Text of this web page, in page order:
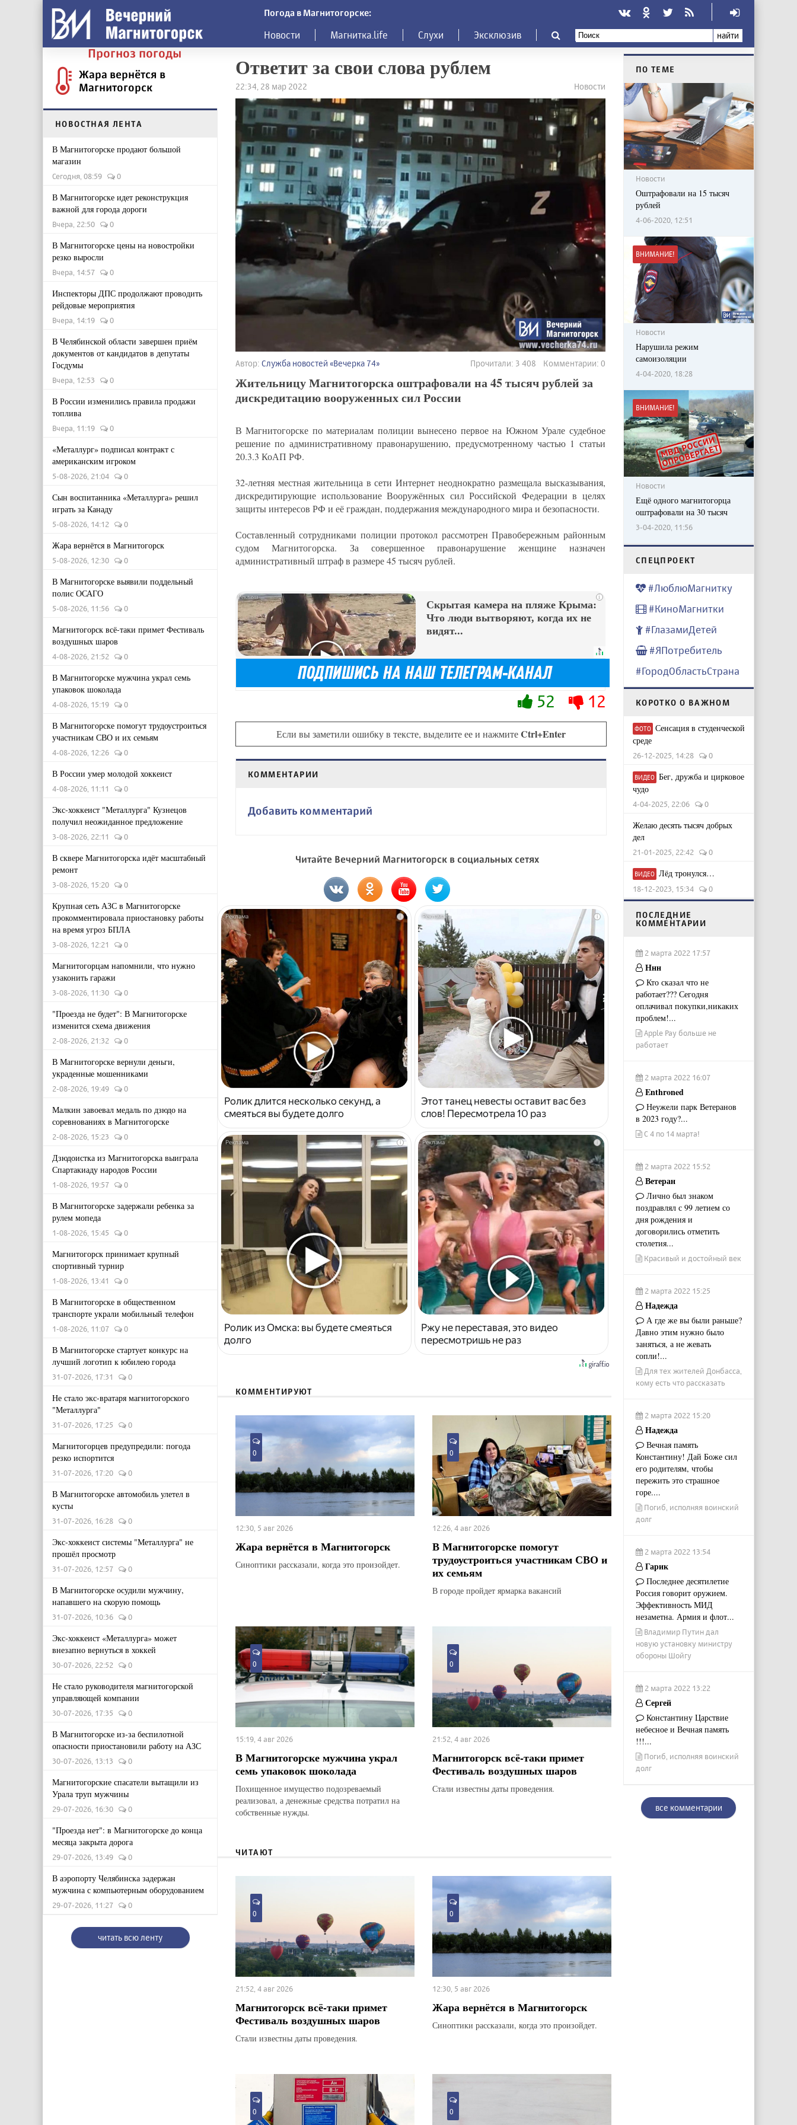
Погода в Магнитогорске:
Новости Магнитка.life Слухи Эксклюзив найти
Прогноз погоды
Жара вернётся в
Магнитогорск
НОВОСТНАЯ ЛЕНТА
В Магнитогорске продают большой
магазин
Сегодня, 08:59 0
В Магнитогорске идет реконструкция
важной для города дороги
Вчера, 22:50 0
В Магнитогорске цены на новостройки
резко выросли
Вчера, 14:57 0
Инспекторы ДПС продолжают проводить
рейдовые мероприятия
Вчера, 14:19 0
В Челябинской области завершен приём
документов от кандидатов в депутаты
Госдумы
Вчера, 12:53 0
В России изменились правила продажи
топлива
Вчера, 11:19 0
«Металлург» подписал контракт с
американским игроком
5-08-2026, 21:04 0
Сын воспитанника «Металлурга» решил
играть за Канаду
5-08-2026, 14:12 0
Жара вернётся в Магнитогорск
5-08-2026, 12:30 0
В Магнитогорске выявили поддельный
полис ОСАГО
5-08-2026, 11:56 0
Магнитогорск всё-таки примет Фестиваль
воздушных шаров
4-08-2026, 21:52 0
В Магнитогорске мужчина украл семь
упаковок шоколада
4-08-2026, 15:19 0
В Магнитогорске помогут трудоустроиться
участникам СВО и их семьям
4-08-2026, 12:26 0
В России умер молодой хоккеист
4-08-2026, 11:11 0
Экс-хоккеист "Металлурга" Кузнецов
получил неожиданное предложение
3-08-2026, 22:11 0
В сквере Магнитогорска идёт масштабный
ремонт
3-08-2026, 15:20 0
Крупная сеть АЗС в Магнитогорске
прокомментировала приостановку работы
на время угроз БПЛА
3-08-2026, 12:21 0
Магнитогорцам напомнили, что нужно
узаконить гаражи
3-08-2026, 11:30 0
"Проезда не будет": В Магнитогорске
изменится схема движения
2-08-2026, 21:32 0
В Магнитогорске вернули деньги,
украденные мошенниками
2-08-2026, 19:49 0
Малкин завоевал медаль по дзюдо на
соревнованиях в Магнитогорске
2-08-2026, 15:23 0
Дзюдоистка из Магнитогорска выиграла
Спартакиаду народов России
1-08-2026, 19:57 0
В Магнитогорске задержали ребенка за
рулем мопеда
1-08-2026, 15:45 0
Магнитогорск принимает крупный
спортивный турнир
1-08-2026, 13:41 0
В Магнитогорске в общественном
транспорте украли мобильный телефон
1-08-2026, 11:07 0
В Магнитогорске стартует конкурс на
лучший логотип к юбилею города
31-07-2026, 17:31 0
Не стало экс-вратаря магнитогорского
"Металлурга"
31-07-2026, 17:25 0
Магнитогорцев предупредили: погода
резко испортится
31-07-2026, 17:20 0
В Магнитогорске автомобиль улетел в
кусты
31-07-2026, 16:28 0
Экс-хоккеист системы "Металлурга" не
прошёл просмотр
31-07-2026, 12:57 0
В Магнитогорске осудили мужчину,
напавшего на скорую помощь
31-07-2026, 10:36 0
Экс-хоккеист «Металлурга» может
внезапно вернуться в хоккей
30-07-2026, 22:52 0
Не стало руководителя магнитогорской
управляющей компании
30-07-2026, 17:35 0
В Магнитогорске из-за беспилотной
опасности приостановили работу на АЗС
30-07-2026, 13:13 0
Магнитогорские спасатели вытащили из
Урала труп мужчины
29-07-2026, 16:30 0
"Проезда нет": в Магнитогорске до конца
месяца закрыта дорога
29-07-2026, 13:49 0
В аэропорту Челябинска задержан
мужчина с компьютерным оборудованием
29-07-2026, 11:27 0
читать всю ленту
Ответит за свои слова рублем
22:34, 28 мар 2022 Новости
Автор: Служба новостей «Вечерка 74» Прочитали: 3 408 Комментарии: 0
Жительницу Магнитогорска оштрафовали на 45 тысяч рублей за
дискредитацию вооруженных сил России
В Магнитогорске по материалам полиции вынесено первое на Южном Урале судебное
решение по административному правонарушению, предусмотренному частью 1 статьи
20.3.3 КоАП РФ.
32-летняя местная жительница в сети Интернет неоднократно размещала высказывания,
дискредитирующие использование Вооружённых сил Российской Федерации в целях
защиты интересов РФ и её граждан, поддержания международного мира и безопасности.
Составленный сотрудниками полиции протокол рассмотрен Правобережным районным
судом Магнитогорска. За совершенное правонарушение женщине назначен
административный штраф в размере 45 тысяч рублей.
i
Скрытая камера на пляже Крыма:
Что люди вытворяют, когда их не
видят...
52 12
Если вы заметили ошибку в тексте, выделите ее и нажмитеCtrl+Enter
КОММЕНТАРИИ
Добавить комментарий
Читайте Вечерний Магнитогорск в социальных сетях
i
Ролик длится несколько секунд, а
смеяться вы будете долго
i
Этот танец невесты оставит вас без
слов! Пересмотрела 10 раз
i
Ролик из Омска: вы будете смеяться
долго
i
Ржу не переставая, это видео
пересмотришь не раз
КОММЕНТИРУЮТ
0
12:30, 5 авг 2026
Жара вернётся в Магнитогорск
Синоптики рассказали, когда это произойдет.
0
12:26, 4 авг 2026
В Магнитогорске помогут
трудоустроиться участникам СВО и
их семьям
В городе пройдет ярмарка вакансий
0
15:19, 4 авг 2026
В Магнитогорске мужчина украл
семь упаковок шоколада
Похищенное имущество подозреваемый
реализовал, а денежные средства потратил на
собственные нужды.
0
21:52, 4 авг 2026
Магнитогорск всё-таки примет
Фестиваль воздушных шаров
Стали известны даты проведения.
ЧИТАЮТ
0
21:52, 4 авг 2026
Магнитогорск всё-таки примет
Фестиваль воздушных шаров
Стали известны даты проведения.
0
12:30, 5 авг 2026
Жара вернётся в Магнитогорск
Синоптики рассказали, когда это произойдет.
0 0
ПО ТЕМЕ
Новости
Оштрафовали на 15 тысяч
рублей
4-06-2020, 12:51
ВНИМАНИЕ!
Новости
Нарушила режим
самоизоляции
4-04-2020, 18:28
ВНИМАНИЕ!
Новости
Ещё одного магнитогорца
оштрафовали на 30 тысяч
3-04-2020, 11:56
CПЕЦПРОЕКТ
#ЛюблюМагнитку
#КиноМагнитки
#ГлазамиДетей
#ЯПотребитель
#ГородОбластьСтрана
КОРОТКО О ВАЖНОМ
ФОТО Сенсация в студенческой
среде
26-12-2025, 14:28 0
ВИДЕО Бег, дружба и цирковое
чудо
4-04-2025, 22:06 0
Желаю десять тысяч добрых
дел
21-01-2025, 22:42 0
ВИДЕО Лёд тронулся…
18-12-2023, 15:34 0
ПОСЛЕДНИЕ
КОММЕНТАРИИ
2 марта 2022 17:57
Ннн
Кто сказал что не
работает??? Сегодня
оплачивал покупки,никаких
проблем!...
Apple Pay больше не
работает
2 марта 2022 16:07
Enthroned
Неужели парк Ветеранов
в 2023 году?...
С 4 по 14 марта!
2 марта 2022 15:52
Ветеран
Лично был знаком
поздравлял с 99 летием со
дня рождения и
договорились отметить
столетия...
Красивый и достойный век
2 марта 2022 15:25
Надежда
А где же вы были раньше?
Давно этим нужно было
заняться, а не жевать
сопли!...
Для тех жителей Донбасса,
кому есть что рассказать
2 марта 2022 15:20
Надежда
Вечная память
Константину! Дай Боже сил
его родителям, чтобы
пережить это страшное
горе....
Погиб, исполняя воинский
долг
2 марта 2022 13:54
Гарик
Последнее десятилетие
Россия говорит оружием.
Эффективность МИД
незаметна. Армия и флот...
Владимир Путин дал
новую установку министру
обороны Шойгу
2 марта 2022 13:22
Сергей
Константину Царствие
небесное и Вечная память
!!!...
Погиб, исполняя воинский
долг
все комментарии